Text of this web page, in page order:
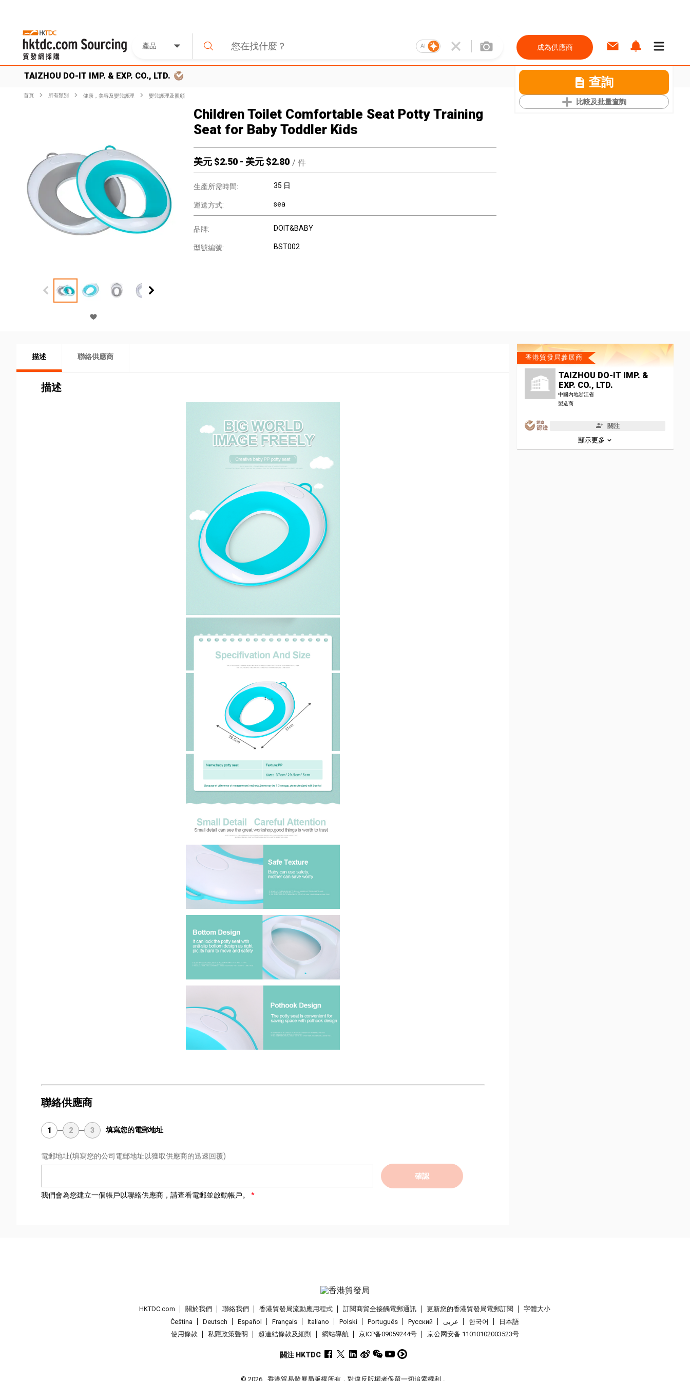
產品 AI 成為供應商
TAIZHOU DO-IT IMP. & EXP. CO., LTD. 查詢
比較及批量查詢
首頁 所有類別 健康，美容及嬰兒護理 嬰兒護理及照顧
Children Toilet Comfortable Seat Potty Training
Seat for Baby Toddler Kids
美元 $2.50 - 美元 $2.80 / 件
生產所需時間: 35 日
運送方式: sea
品牌: DOIT&BABY
型號編號: BST002
描述 聯絡供應商
描述
聯絡供應商
1 2 3 填寫您的電郵地址
電郵地址(填寫您的公司電郵地址以獲取供應商的迅速回覆)
確認
我們會為您建立一個帳戶以聯絡供應商，請查看電郵並啟動帳戶。
香港貿發局參展商
TAIZHOU DO-IT IMP. &
EXP. CO., LTD.
中國內地浙江省
製造商
關注
顯示更多
HKTDC.com 關於我們 聯絡我們 香港貿發局流動應用程式 訂閱商貿全接觸電郵通訊 更新您的香港貿發局電郵訂閱
字體大小
Čeština
Deutsch Español Français Italiano Polski Português Pусский عربى 한국어
日本語
使用條款
私隱政策聲明 超連結條款及細則 網站導航 京ICP备09059244号 京公网安备 11010102003523号
關注 HKTDC
© 2026 香港貿易發展局版權所有，對違反版權者保留一切追索權利 。